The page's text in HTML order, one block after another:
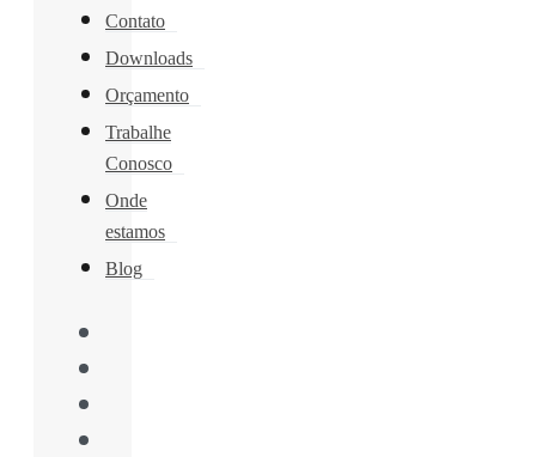
Contato
Downloads
Orçamento
Trabalhe
Conosco
Onde
estamos
Blog